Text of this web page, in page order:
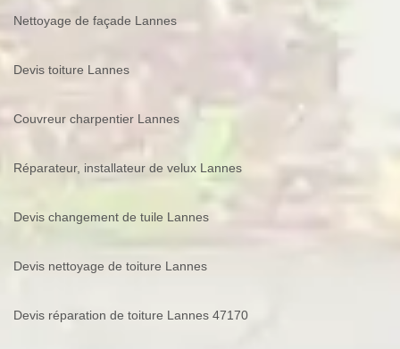
Nettoyage de façade Lannes
Devis toiture Lannes
Couvreur charpentier Lannes
Réparateur, installateur de velux Lannes
Devis changement de tuile Lannes
Devis nettoyage de toiture Lannes
Devis réparation de toiture Lannes 47170